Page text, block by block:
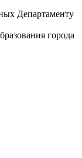
Департаменту
города